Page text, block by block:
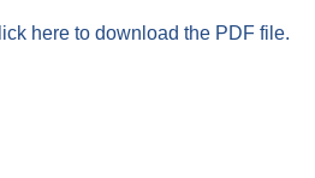
here to download the PDF file.